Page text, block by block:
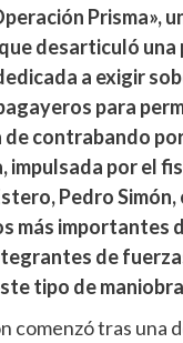
Prisma»,
desarticuló una
a exigir
para
de contrabando
impulsada por el
Pedro Simón,
más importantes
de
tipo de
comenzó tras una